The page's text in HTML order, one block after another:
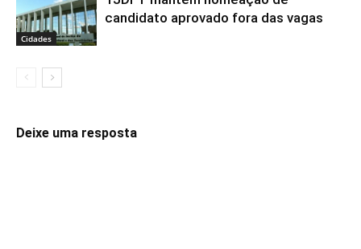
Cidades
candidato aprovado fora das vagas
Deixe uma resposta